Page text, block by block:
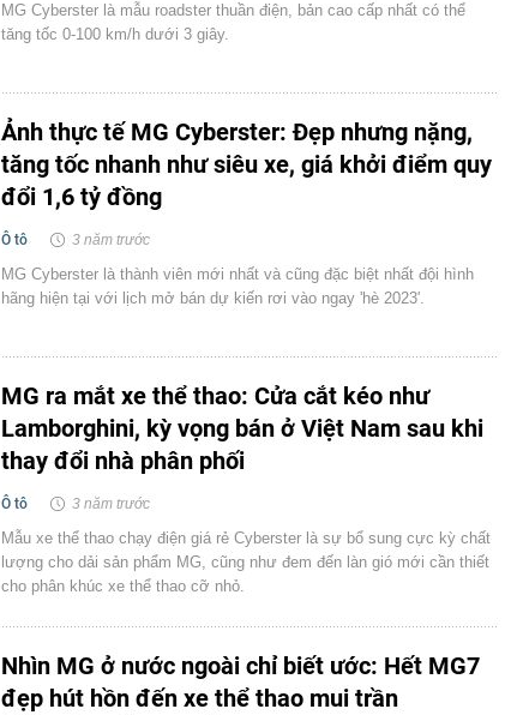
MG Cyberster là mẫu roadster thuần điện, bản cao cấp nhất có thể
tăng tốc 0-100 km/h dưới 3 giây.
Ảnh thực tế MG Cyberster: Đẹp nhưng nặng,
tăng tốc nhanh như siêu xe, giá khởi điểm quy
đổi 1,6 tỷ đồng
Ô tô 3 năm trước
MG Cyberster là thành viên mới nhất và cũng đặc biệt nhất đội hình
hãng hiện tại với lịch mở bán dự kiến rơi vào ngay 'hè 2023'.
MG ra mắt xe thể thao: Cửa cắt kéo như
Lamborghini, kỳ vọng bán ở Việt Nam sau khi
thay đổi nhà phân phối
Ô tô 3 năm trước
Mẫu xe thể thao chạy điện giá rẻ Cyberster là sự bổ sung cực kỳ chất
lượng cho dải sản phẩm MG, cũng như đem đến làn gió mới cần thiết
cho phân khúc xe thể thao cỡ nhỏ.
Nhìn MG ở nước ngoài chỉ biết ước: Hết MG7
đẹp hút hồn đến xe thể thao mui trần